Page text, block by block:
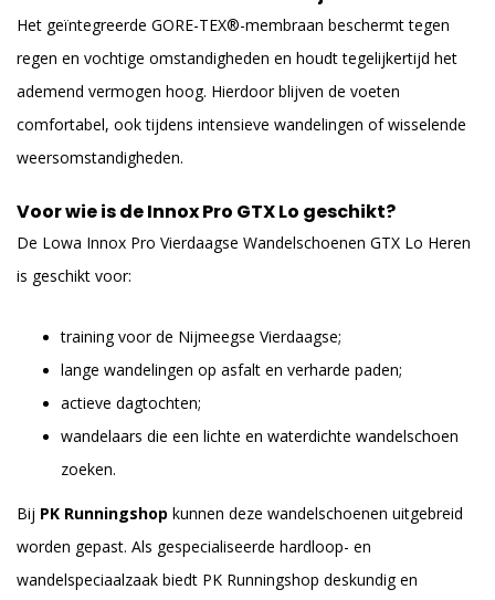
Het geïntegreerde GORE-TEX®-membraan beschermt tegen
regen en vochtige omstandigheden en houdt tegelijkertijd het
ademend vermogen hoog. Hierdoor blijven de voeten
comfortabel, ook tijdens intensieve wandelingen of wisselende
weersomstandigheden.
Voor wie is de Innox Pro GTX Lo geschikt?
De Lowa Innox Pro Vierdaagse Wandelschoenen GTX Lo Heren
is geschikt voor:
training voor de Nijmeegse Vierdaagse;
lange wandelingen op asfalt en verharde paden;
actieve dagtochten;
wandelaars die een lichte en waterdichte wandelschoen
zoeken.
Bij PK Runningshop kunnen deze wandelschoenen uitgebreid
worden gepast. Als gespecialiseerde hardloop- en
wandelspeciaalzaak biedt PK Runningshop deskundig en